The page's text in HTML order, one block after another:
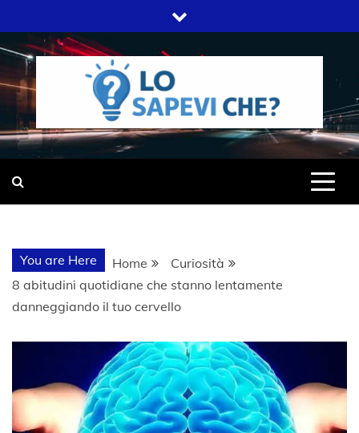
to
content
LO SAPEVI
CHE?
SITO WEB DEL GRUPPO LIFELIVE
You are Here Home
Curiosità
8 abitudini quotidiane che stanno lentamente
danneggiando il tuo cervello